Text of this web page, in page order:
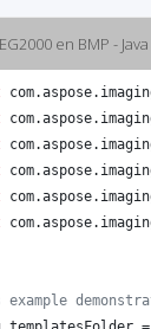
en BMP - Java
com.aspose.
com.aspose.
com.aspose.
com.aspose.
com.aspose.
com.aspose.